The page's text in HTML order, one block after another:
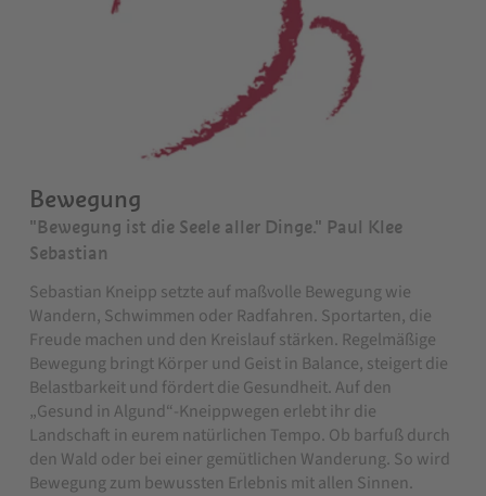
Bewegung
"Bewegung ist die Seele aller Dinge." Paul Klee
Sebastian
Sebastian Kneipp setzte auf maßvolle Bewegung wie
Wandern, Schwimmen oder Radfahren. Sportarten, die
Freude machen und den Kreislauf stärken. Regelmäßige
Bewegung bringt Körper und Geist in Balance, steigert die
Belastbarkeit und fördert die Gesundheit. Auf den
„Gesund in Algund“-Kneippwegen erlebt ihr die
Landschaft in eurem natürlichen Tempo. Ob barfuß durch
den Wald oder bei einer gemütlichen Wanderung. So wird
Bewegung zum bewussten Erlebnis mit allen Sinnen.